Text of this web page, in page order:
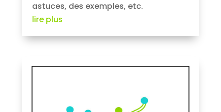
astuces, des exemples, etc.
lire plus